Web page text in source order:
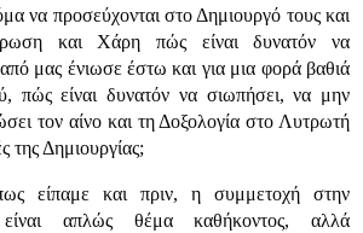
να προσεύχονται στο Δημιουργό τους και
και Χάρη πώς είναι δυνατόν να
μας ένιωσε έστω και για μια φορά βαθιά
πώς είναι δυνατόν να σιωπήσει, να μην
τον αίνο και τη Δοξολογία στο Λυτρωτή
της Δημιουργίας;
είπαμε και πριν, η συμμετοχή στην
απλώς θέμα καθήκοντος, αλλά